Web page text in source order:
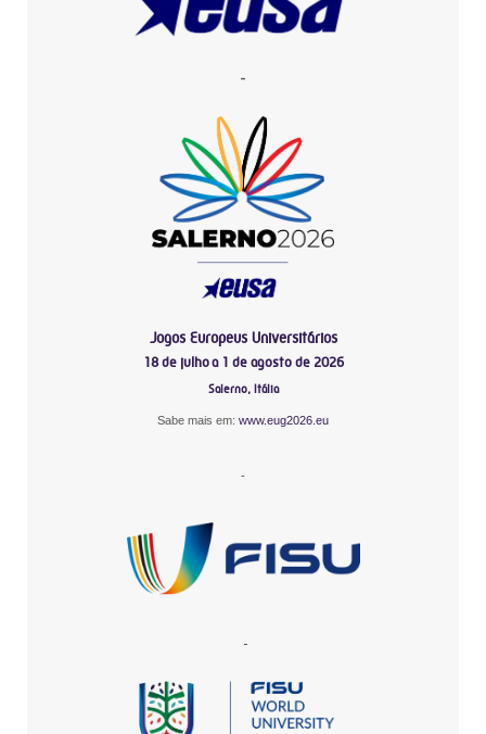
-
Jogos Europeus Universitários
18 de julho a 1 de agosto de 2026
Salerno, Itália
Sabe mais em: www.eug2026.eu
-
-